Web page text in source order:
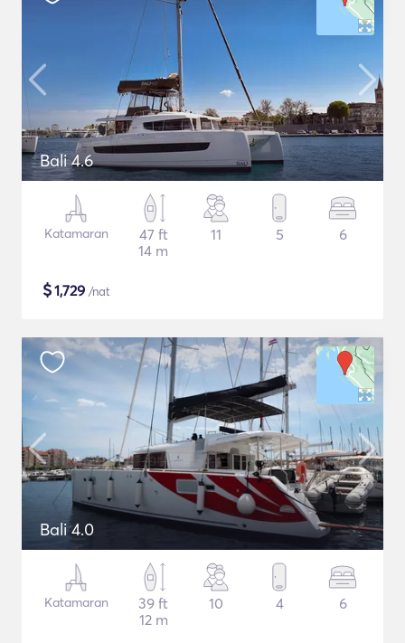
Bali 4.6
Katamaran
47 ft
14 m
11 5 6
$1,729 /nat
Bali 4.0
Katamaran
39 ft
12 m
10 4 6